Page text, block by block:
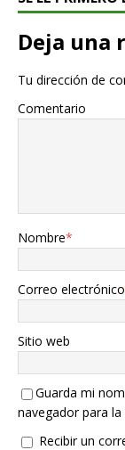
Deja una
Tu dirección de
Comentario
Nombre*
Correo electrónico
Sitio web
Guarda mi
navegador para
Recibir un